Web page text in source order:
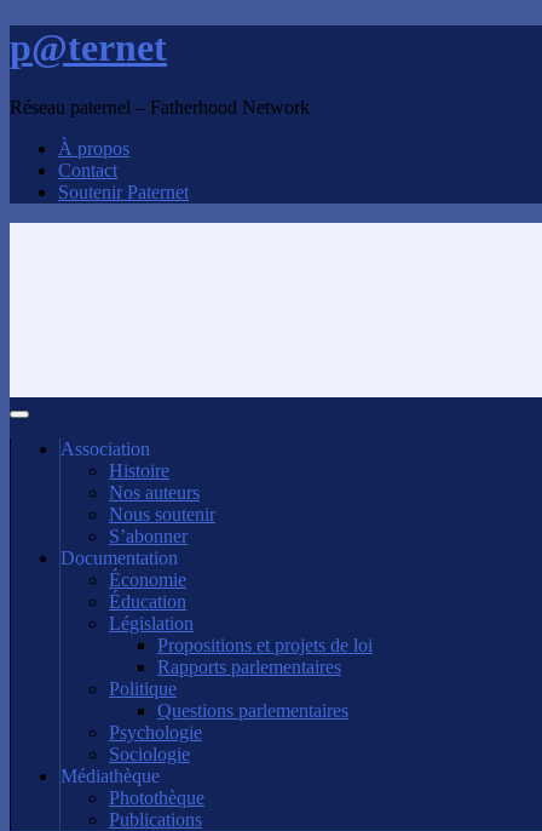
p@ternet
Réseau paternel – Fatherhood Network
À propos
Contact
Soutenir Paternet
Association
Histoire
Nos auteurs
Nous soutenir
S’abonner
Documentation
Économie
Éducation
Législation
Propositions et projets de loi
Rapports parlementaires
Politique
Questions parlementaires
Psychologie
Sociologie
Médiathèque
Photothèque
Publications